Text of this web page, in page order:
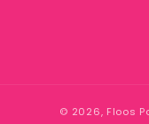
© 2026, Floos